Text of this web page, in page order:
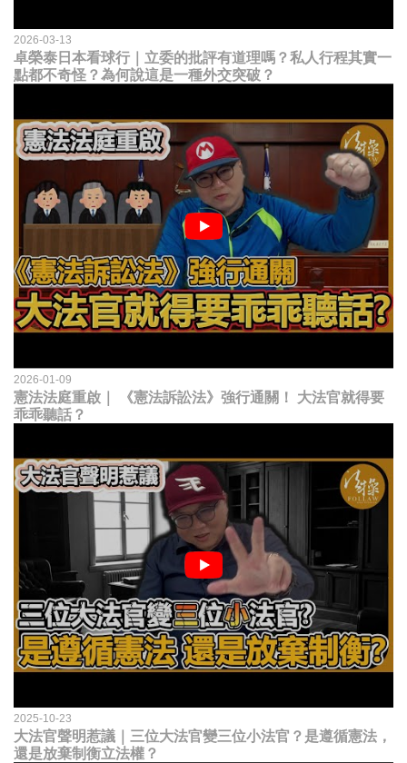
2026-03-13
卓榮泰日本看球行｜立委的批評有道理嗎？私人行程其實一
點都不奇怪？為何說這是一種外交突破？
2026-01-09
憲法法庭重啟｜ 《憲法訴訟法》強行通關！ 大法官就得要
乖乖聽話？
2025-10-23
大法官聲明惹議｜三位大法官變三位小法官？是遵循憲法，
還是放棄制衡立法權？